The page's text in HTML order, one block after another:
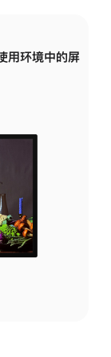
用环境中的屏